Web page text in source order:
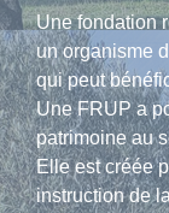
Une fondation
un organisme
qui peut
Une FRUP a
patrimoine au
Elle est créée
instruction de